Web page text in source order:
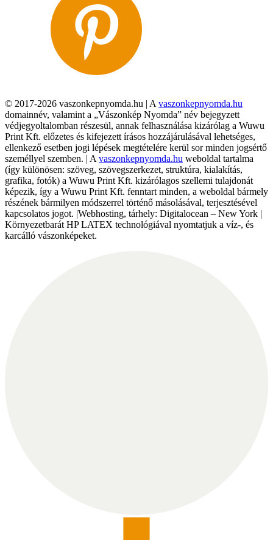
© 2017-2026 vaszonkepnyomda.hu | A vaszonkepnyomda.hu
domainnév, valamint a „Vászonkép Nyomda” név bejegyzett
védjegyoltalomban részesül, annak felhasználása kizárólag a Wuwu
Print Kft. előzetes és kifejezett írásos hozzájárulásával lehetséges,
ellenkező esetben jogi lépések megtételére kerül sor minden jogsértő
személlyel szemben. | A vaszonkepnyomda.hu weboldal tartalma
(így különösen: szöveg, szövegszerkezet, struktúra, kialakítás,
grafika, fotók) a Wuwu Print Kft. kizárólagos szellemi tulajdonát
képezik, így a Wuwu Print Kft. fenntart minden, a weboldal bármely
részének bármilyen módszerrel történő másolásával, terjesztésével
kapcsolatos jogot. |Webhosting, tárhely: Digitalocean – New York |
Környezetbarát HP LATEX technológiával nyomtatjuk a víz-, és
karcálló vászonképeket.